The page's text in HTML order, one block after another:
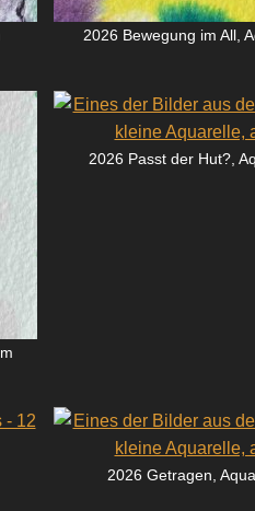
2026 Bewegung im All,
2026 Passt der Hut?,
2026 Getragen,